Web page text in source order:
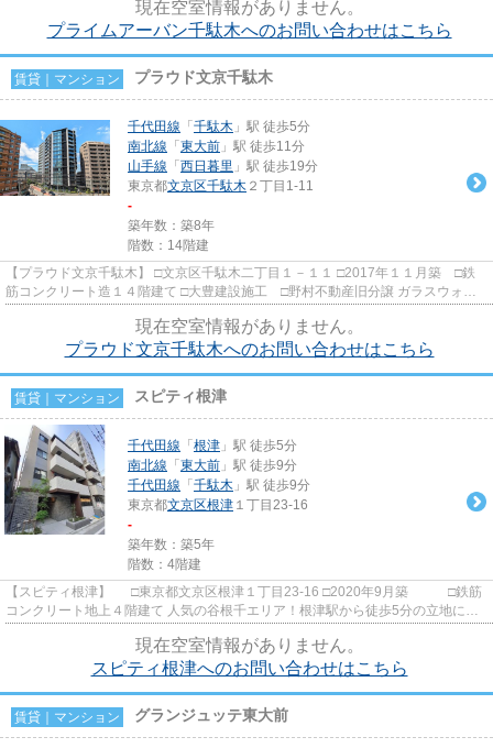
現在空室情報がありません。
プライムアーバン千駄木へのお問い合わせはこちら
賃貸｜マンション プラウド文京千駄木
千代田線 「 千駄木 」駅 徒歩5分
南北線 「 東大前 」駅 徒歩11分
山手線 「 西日暮里 」駅 徒歩19分
東京都文京区千駄木 ２丁目1-11
-
築年数：築8年
階数：14階建
【プラウド文京千駄木】 □文京区千駄木二丁目１－１１ □2017年１１月築 □鉄
筋コンクリート造１４階建て □大豊建設施工 □野村不動産旧分譲 ガラスウォー
現在空室情報がありません。
プラウド文京千駄木へのお問い合わせはこちら
賃貸｜マンション スピティ根津
千代田線 「 根津 」駅 徒歩5分
南北線 「 東大前 」駅 徒歩9分
千代田線 「 千駄木 」駅 徒歩9分
東京都文京区根津 １丁目23-16
-
築年数：築5年
階数：4階建
【スピティ根津】 □東京都文京区根津１丁目23-16 □2020年9月築 □鉄筋
コンクリート地上４階建て 人気の谷根千エリア！根津駅から徒歩5分の立地に建
現在空室情報がありません。
スピティ根津へのお問い合わせはこちら
賃貸｜マンション グランジュッテ東大前